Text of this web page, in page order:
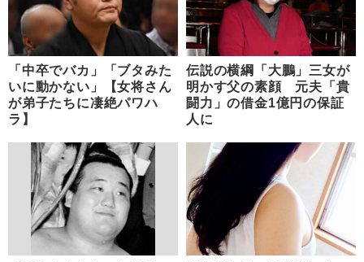
「中卒でバカ」「ブタみた
いに動かない」【女将さん
が弟子たちに凄絶パワハ
ラ】
伝説の横綱「大鵬」三女が
明かす父の素顔 元夫「貴
闘力」の借金1億円の保証
人に